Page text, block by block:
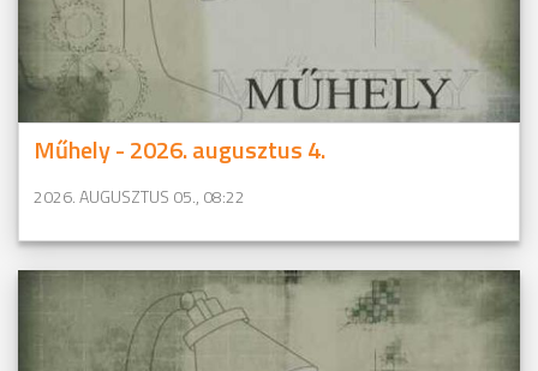
Műhely - 2026. augusztus 4.
2026. AUGUSZTUS 05., 08:22